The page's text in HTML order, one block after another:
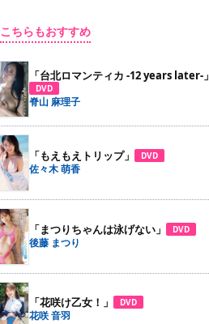
こちらもおすすめ
「台北ロマンティカ -12 years later-」
DVD
脊山 麻理子
「もえもえトリップ」 DVD
佐々木 萌香
「まつりちゃんは泳げない」 DVD
後藤 まつり
「花咲け乙女！」 DVD
花咲 音羽